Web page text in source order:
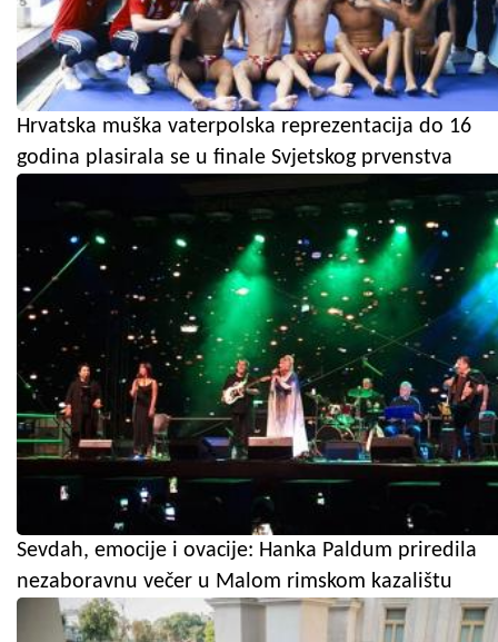
Hrvatska muška vaterpolska reprezentacija do 16
godina plasirala se u finale Svjetskog prvenstva
Sevdah, emocije i ovacije: Hanka Paldum priredila
nezaboravnu večer u Malom rimskom kazalištu